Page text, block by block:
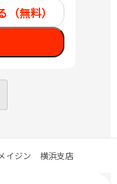
無料）
イジン 横浜支店